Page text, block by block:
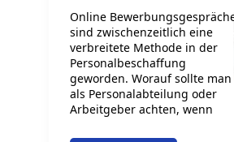
Online
sind zwischenzeitlich eine
verbreitete Methode in der
Personalbeschaffung
geworden. Worauf sollte man
als Personalabteilung oder
Arbeitgeber achten, wenn